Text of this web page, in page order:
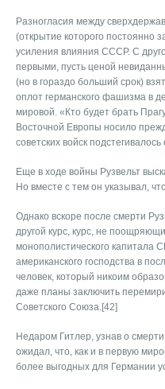
Разногласия между
(открытие которого постоянно
усиления влияния СССР. С
первыми, пусть ценой
(но в гораздо больший срок)
оплот германского фашизма в
мировой. «Кто будет брать
Восточной Европы носило
советских войск
Еще в ходе войны Рузвельт
Но вместе с тем он указывал,
Однако вскоре после смерти
другой курс, курс, не
монополистического капитала
американского господства в
человек, который никоим
даже планы заключить
Советского Союза.[42]
Недаром Гитлер, узнав о
ожидал, что, как и в первую
более выгодных для Германии